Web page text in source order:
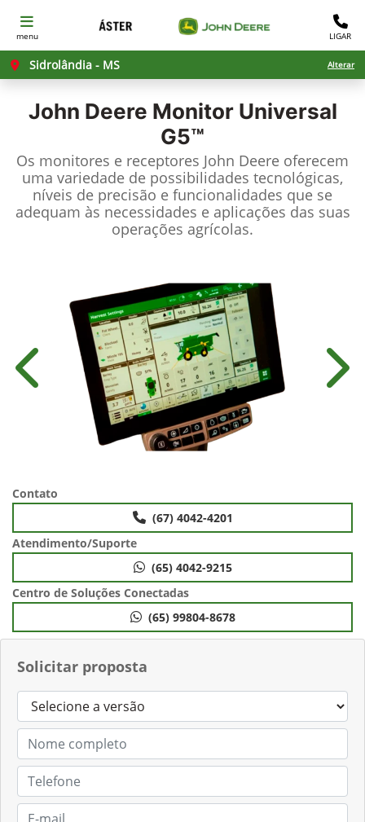
menu LIGAR
Sidrolândia - MS Alterar
John Deere Monitor Universal
G5™
Os monitores e receptores John Deere oferecem
uma variedade de possibilidades tecnológicas,
níveis de precisão e funcionalidades que se
adequam às necessidades e aplicações das suas
operações agrícolas.
Solicitar proposta
Anterior
Contato
(67) 4042-4201
Atendimento/Suporte
(65) 4042-9215
Centro de Soluções Conectadas
(65) 99804-8678